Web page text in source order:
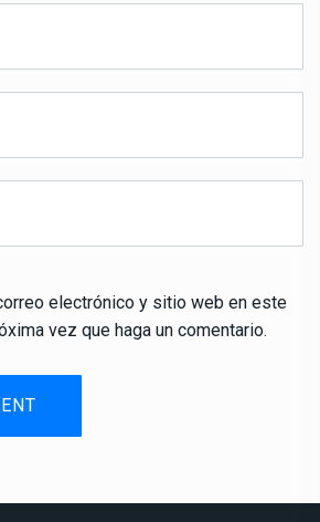
electrónico y sitio web en este
vez que haga un comentario.